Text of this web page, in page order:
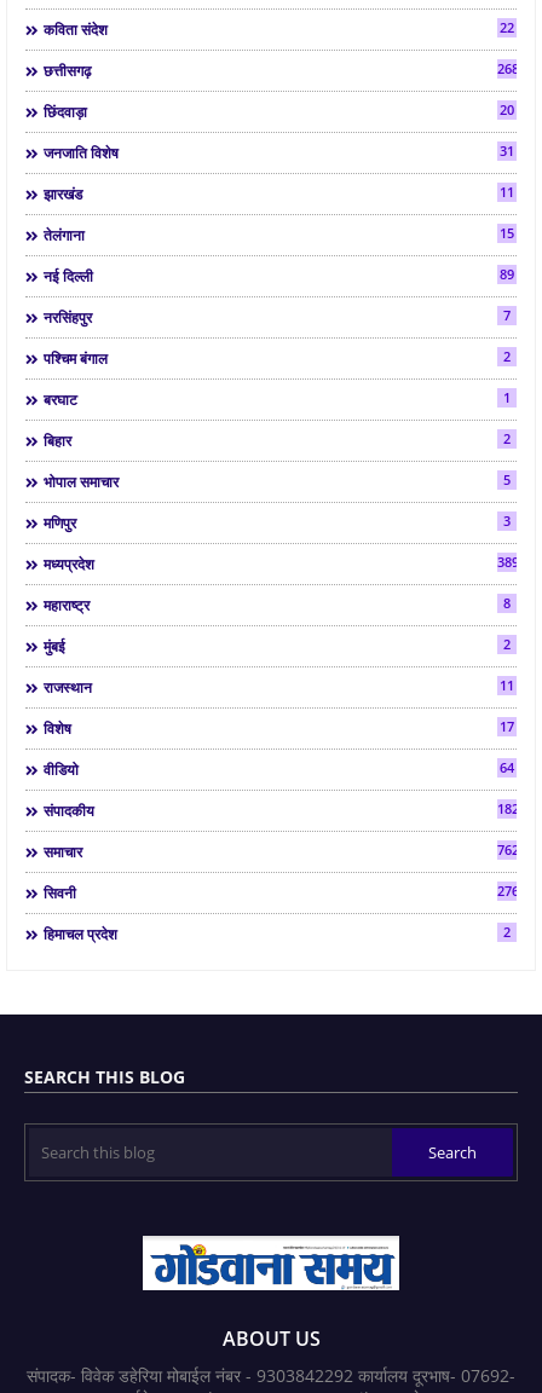
कविता संदेश 22
छत्तीसगढ़ 268
छिंदवाड़ा 20
जनजाति विशेष 31
झारखंड 11
तेलंगाना 15
नई दिल्ली 89
नरसिंहपुर 7
पश्चिम बंगाल 2
बरघाट 1
बिहार 2
भोपाल समाचार 5
मणिपुर 3
मध्यप्रदेश 3892
महाराष्ट्र 8
मुंबई 2
राजस्थान 11
विशेष 17
वीडियो 64
संपादकीय 182
समाचार 7624
सिवनी 2763
हिमाचल प्रदेश 2
SEARCH THIS BLOG
ABOUT US
संपादक- विवेक डहेरिया मोबाईल नंबर - 9303842292 कार्यालय दूरभाष- 07692-